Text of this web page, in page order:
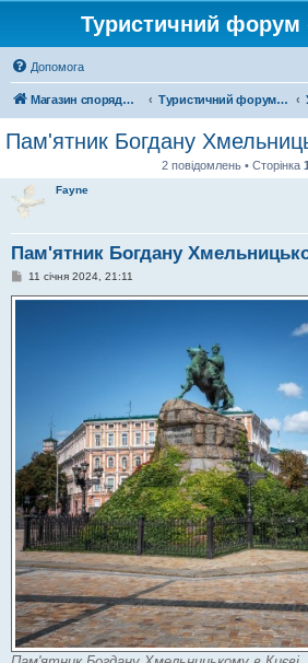
Туристичний форум
Допомога
Магазин спорядження Туристичний форум «Рюкзак»
Пам'ятник Богдану
2 повідомлень • Сторінка 1
Fayne
Пам'ятник Богдану
П
в
11 січня 2024, 21:11